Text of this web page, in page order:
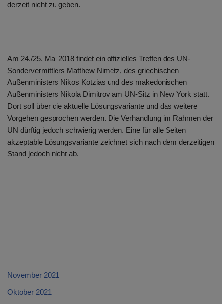
derzeit nicht zu geben.
Am 24./25. Mai 2018 findet ein offizielles Treffen des UN-
Sondervermittlers Matthew Nimetz, des griechischen
Außenministers Nikos Kotzias und des makedonischen
Außenministers Nikola Dimitrov am UN-Sitz in New York statt.
Dort soll über die aktuelle Lösungsvariante und das weitere
Vorgehen gesprochen werden. Die Verhandlung im Rahmen der
UN dürftig jedoch schwierig werden. Eine für alle Seiten
akzeptable Lösungsvariante zeichnet sich nach dem derzeitigen
Stand jedoch nicht ab.
November 2021
Oktober 2021